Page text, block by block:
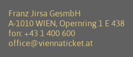
Franz Jirsa GesmbH
A-1010 WIEN, Opernring 1 E 438
fon: +43 1 400 600
office@viennaticket.at